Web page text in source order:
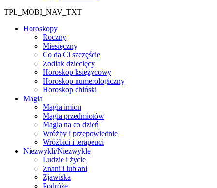
TPL_MOBI_NAV_TXT
Horoskopy
Roczny
Miesięczny
Co da Ci szczęście
Zodiak dziecięcy
Horoskop księżycowy
Horoskop numerologiczny
Horoskop chiński
Magia
Magia imion
Magia przedmiotów
Magia na co dzień
Wróżby i przepowiednie
Wróżbici i terapeuci
Niezwykli/Niezwykłe
Ludzie i życie
Znani i lubiani
Zjawiska
Podróże